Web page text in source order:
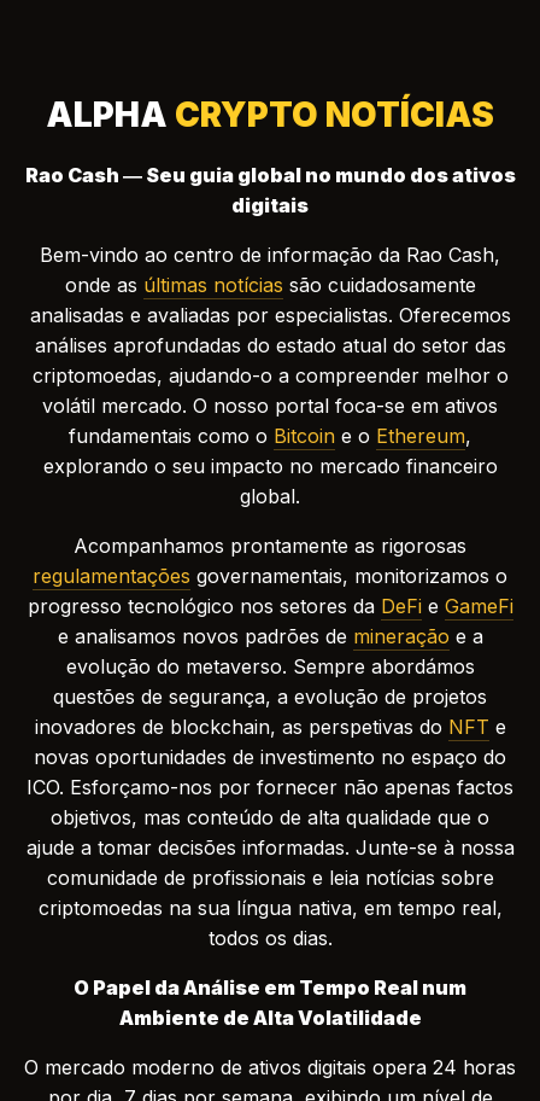
ALPHA CRYPTO NOTÍCIAS
Rao Cash — Seu guia global no mundo dos ativos
digitais
Bem-vindo ao centro de informação da Rao Cash,
onde as últimas notícias são cuidadosamente
analisadas e avaliadas por especialistas. Oferecemos
análises aprofundadas do estado atual do setor das
criptomoedas, ajudando-o a compreender melhor o
volátil mercado. O nosso portal foca-se em ativos
fundamentais como o Bitcoin e o Ethereum,
explorando o seu impacto no mercado financeiro
global.
Acompanhamos prontamente as rigorosas
regulamentações governamentais, monitorizamos o
progresso tecnológico nos setores da DeFie GameFi
e analisamos novos padrões de mineração e a
evolução do metaverso. Sempre abordámos
questões de segurança, a evolução de projetos
inovadores de blockchain, as perspetivas do NFT e
novas oportunidades de investimento no espaço do
ICO. Esforçamo-nos por fornecer não apenas factos
objetivos, mas conteúdo de alta qualidade que o
ajude a tomar decisões informadas. Junte-se à nossa
comunidade de profissionais e leia notícias sobre
criptomoedas na sua língua nativa, em tempo real,
todos os dias.
O Papel da Análise em Tempo Real num
Ambiente de Alta Volatilidade
O mercado moderno de ativos digitais opera 24 horas